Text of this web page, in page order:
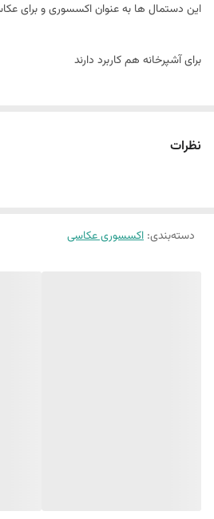
این دستمال ها به عنوان اکسسوری و برای
برای آشپرخانه هم کاربرد دارند
نظرات
دسته‌بندی: اکسسوری عکاسی